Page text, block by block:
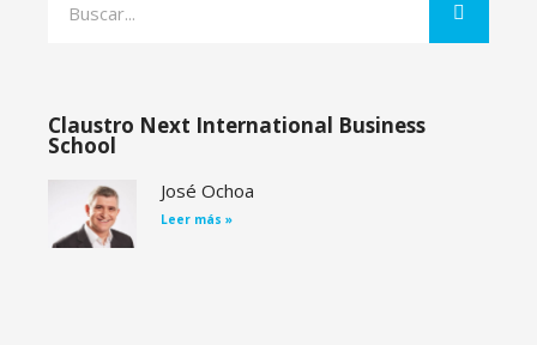
Claustro Next International Business
School
José Ochoa
Leer más »